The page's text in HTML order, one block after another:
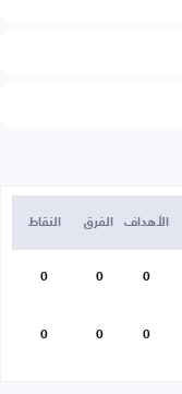
الأهداف الفرق النقاط
0
0
0
0
0
0